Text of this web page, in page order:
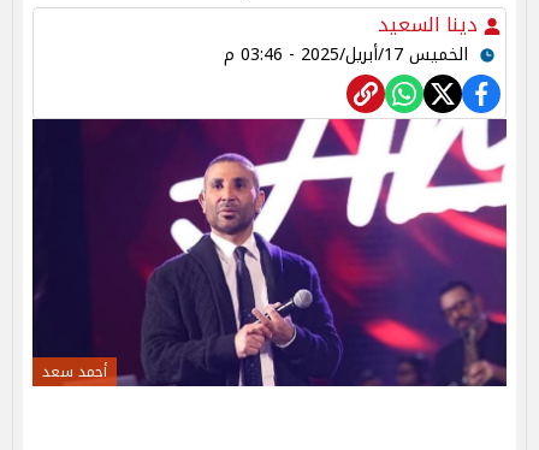
دينا السعيد
الخميس 17/أبريل/2025 - 03:46 م
أحمد سعد